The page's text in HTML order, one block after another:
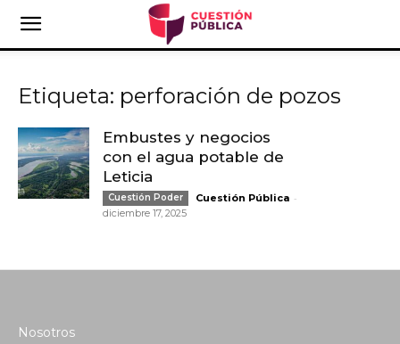
Etiqueta: perforación de pozos
Embustes y negocios
con el agua potable de
Leticia
Cuestión Poder Cuestión Pública -
diciembre 17, 2025
Nosotros